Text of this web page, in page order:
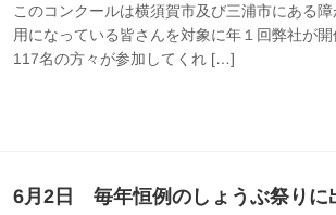
このコンクールは横須賀市及び三浦市にある
用になっている皆さんを対象に年１回弊社が
117名の方々が参加してくれ […]
6月2日 毎年恒例のしょうぶ祭りに